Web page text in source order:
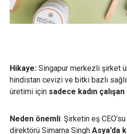
Hikaye: Singapur merkezli şirket
hindistan cevizi ve bitki bazlı
üretimi için sadece kadın çalışan
Neden önemli: Şirketin eş
direktörü Simarna Singh Asya’da